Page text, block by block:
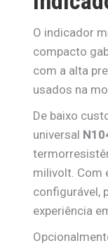
O indicador
compacto
com a alta
usados na
De baixo
universal
milivolt. Com
configurável,
experiência